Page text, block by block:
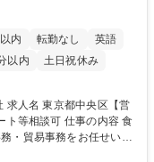
内 転勤なし
英語
以内 土日祝休み
仕事の内容 食
・貿易事務をお任せいた
受発注から海外工場との